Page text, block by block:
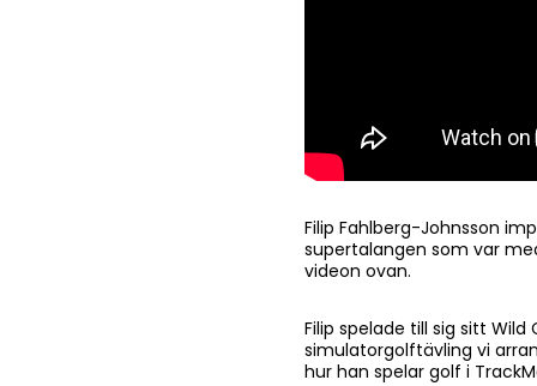
Filip Fahlberg-Johnsson
supertalangen som var
videon ovan.
Filip spelade till sig sitt
simulatorgolftävling vi
hur han spelar golf i